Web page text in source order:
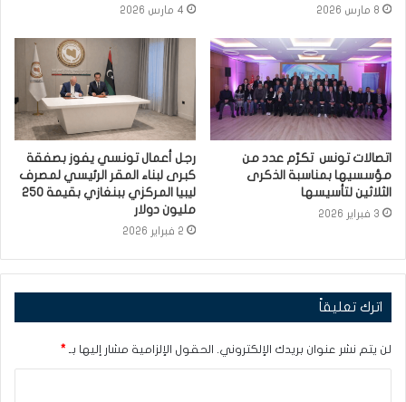
8 مارس 2026 4 مارس 2026
اتصالات تونس تكرّم عدد من
مؤسسيها بمناسبة الذكرى
الثلاثين لتأسيسها
3 فبراير 2026
رجل أعمال تونسي يفوز بصفقة
كبرى لبناء المقر الرئيسي لمصرف
ليبيا المركزي ببنغازي بقيمة 250
مليون دولار
2 فبراير 2026
اترك تعليقاً
لن يتم نشر عنوان بريدك الإلكتروني. الحقول الإلزامية مشار إليها بـ *